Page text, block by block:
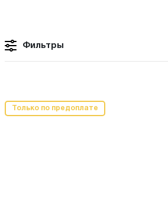
Фильтры
Только по предоплате